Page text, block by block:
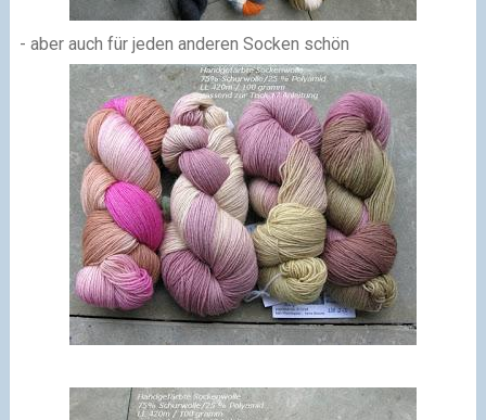
- aber auch für jeden anderen Socken schön